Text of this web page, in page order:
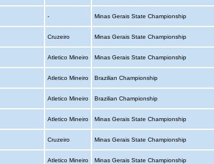
- Minas Gerais State Championship
Cruzeiro Minas Gerais State Championship
Atletico Mineiro Minas Gerais State Championship
Atletico Mineiro Brazilian Championship
Atletico Mineiro Brazilian Championship
Atletico Mineiro Minas Gerais State Championship
Cruzeiro Minas Gerais State Championship
Atletico Mineiro Minas Gerais State Championship